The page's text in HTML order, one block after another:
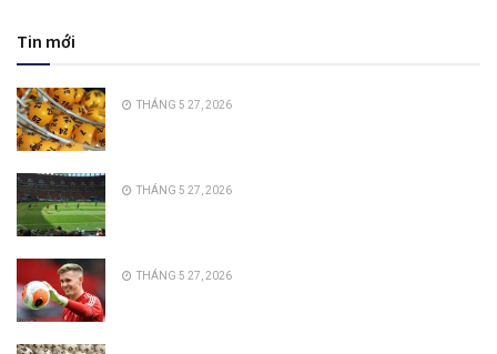
Tin mới
THÁNG 5 27, 2026
THÁNG 5 27, 2026
THÁNG 5 27, 2026